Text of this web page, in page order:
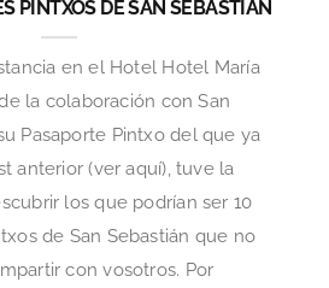
PINTXOS DE SAN SEBASTIÁN
en el Hotel Hotel María
la colaboración con San
Pasaporte Pintxo del que ya
anterior (ver aquí), tuve la
los que podrían ser 10
de San Sebastián que no
con vosotros. Por